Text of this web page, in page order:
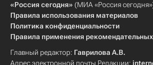
«Россия сегодня» (МИА «Россия
Правила использования материалов
Политика конфиденциальности
Правила применения рекомендательных
Главный редактор: Гаврилова А.В.
Адрес электронной почты Редакции: